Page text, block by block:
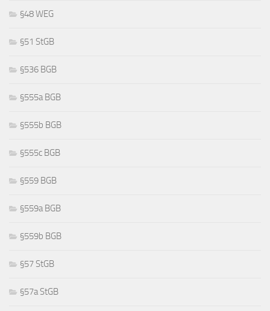
§48 WEG
§51 StGB
§536 BGB
§555a BGB
§555b BGB
§555c BGB
§559 BGB
§559a BGB
§559b BGB
§57 StGB
§57a StGB